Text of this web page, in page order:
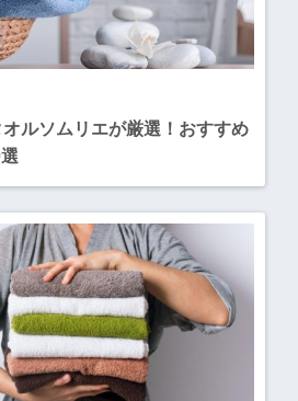
オルソムリエが厳選！おすすめ